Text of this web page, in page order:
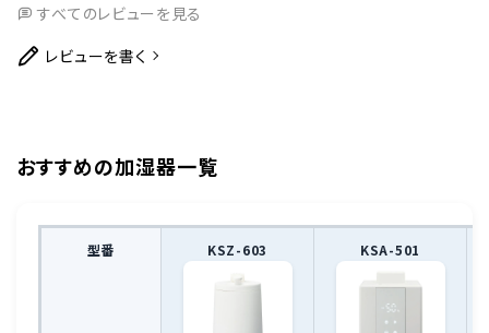
すべてのレビューを見る
レビューを書く
おすすめの加湿器一覧
型番 KSZ-603 KSA-501